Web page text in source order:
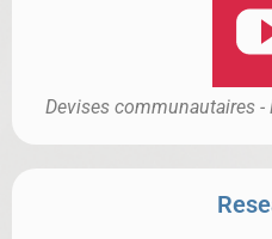
Devises communautaires